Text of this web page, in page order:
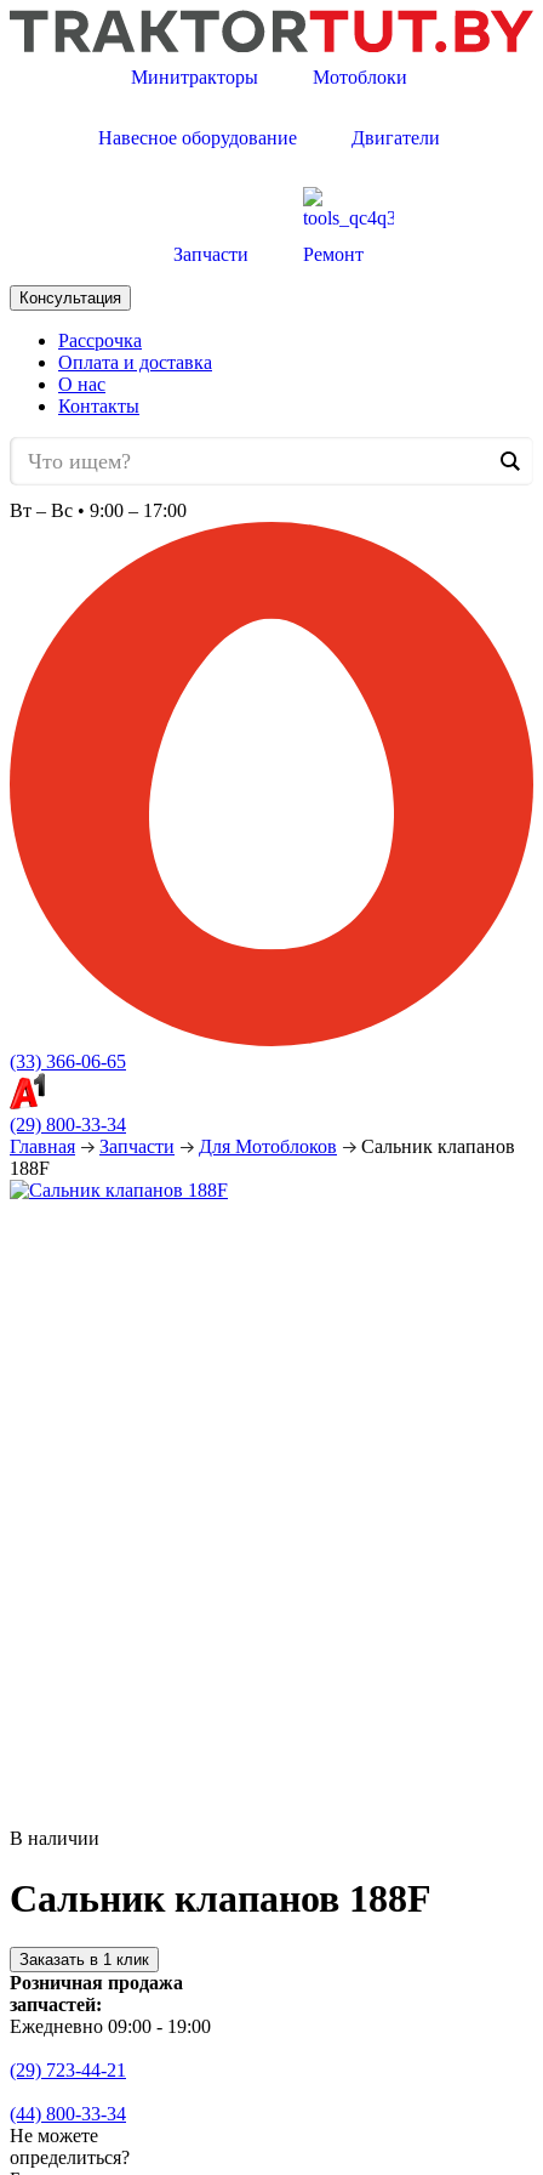
Минитракторы Мотоблоки
Навесное оборудование Двигатели
Запчасти Ремонт
Консультация
Рассрочка
Оплата и доставка
О нас
Контакты
Вт – Вс • 9:00 – 17:00
(33) 366-06-65
(29) 800-33-34
Главная
Запчасти Для Мотоблоков
Сальник клапанов
188F
В наличии
Сальник клапанов 188F
Заказать в 1 клик
Розничная продажа
запчастей:
Ежедневно 09:00 - 19:00
(29) 723-44-21
(44) 800-33-34
Не можете
определиться?